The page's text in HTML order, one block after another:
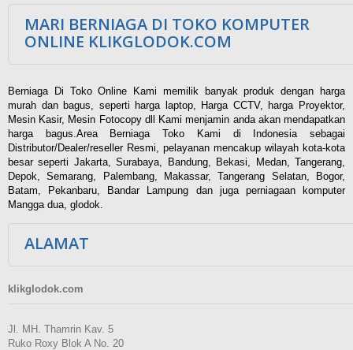
MARI BERNIAGA DI TOKO KOMPUTER
ONLINE KLIKGLODOK.COM
Berniaga Di Toko Online Kami memilik banyak produk dengan harga
murah dan bagus, seperti harga laptop, Harga CCTV, harga Proyektor,
Mesin Kasir, Mesin Fotocopy dll Kami menjamin anda akan mendapatkan
harga bagus.Area Berniaga Toko Kami di Indonesia sebagai
Distributor/Dealer/reseller Resmi, pelayanan mencakup wilayah kota-kota
besar seperti Jakarta, Surabaya, Bandung, Bekasi, Medan, Tangerang,
Depok, Semarang, Palembang, Makassar, Tangerang Selatan, Bogor,
Batam, Pekanbaru, Bandar Lampung dan juga perniagaan komputer
Mangga dua, glodok.
ALAMAT
klikglodok.com
Jl. MH. Thamrin Kav. 5
Ruko Roxy Blok A No. 20